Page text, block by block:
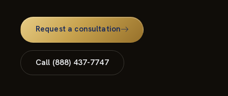
Request a consultation
Call (888) 437-7747